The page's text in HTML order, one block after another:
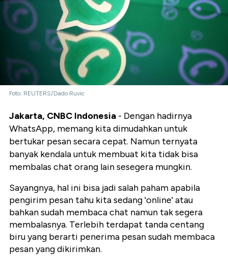
Foto: REUTERS/Dado Ruvic
Jakarta, CNBC Indonesia - Dengan hadirnya
WhatsApp, memang kita dimudahkan untuk
bertukar pesan secara cepat. Namun ternyata
banyak kendala untuk membuat kita tidak bisa
membalas chat orang lain sesegera mungkin.
Sayangnya, hal ini bisa jadi salah paham apabila
pengirim pesan tahu kita sedang 'online' atau
bahkan sudah membaca chat namun tak segera
membalasnya. Terlebih terdapat tanda centang
biru yang berarti penerima pesan sudah membaca
pesan yang dikirimkan.